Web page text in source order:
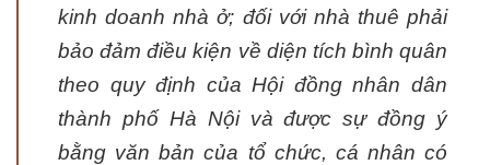
kinh doanh nhà ở; đối với nhà thuê phải
bảo đảm điều kiện về diện tích bình quân
theo quy định của Hội đồng nhân dân
thành phố Hà Nội và được sự đồng ý
bằng văn bản của tổ chức, cá nhân có